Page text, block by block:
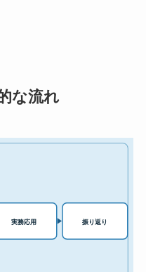
な流れ
実務応用 振り返り